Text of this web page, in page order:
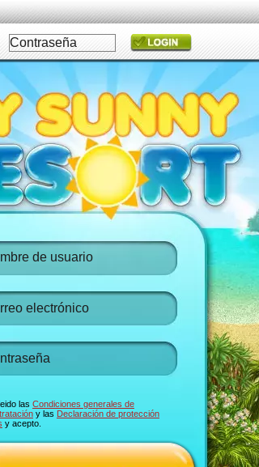
las Condiciones generales de
y las Declaración de protección
y acepto.